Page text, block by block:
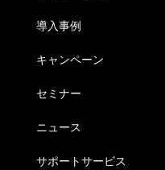
導入事例
キャンペーン
セミナー
ニュース
サポートサービス